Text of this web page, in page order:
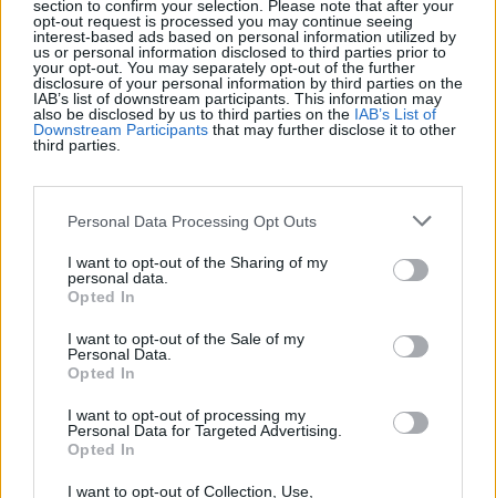
section to confirm your selection. Please note that after your
opt-out request is processed you may continue seeing
interest-based ads based on personal information utilized by
us or personal information disclosed to third parties prior to
your opt-out. You may separately opt-out of the further
disclosure of your personal information by third parties on the
IAB’s list of downstream participants. This information may
also be disclosed by us to third parties on the IAB’s List of
Downstream Participants that may further disclose it to other
third parties.
Personal Data Processing Opt Outs
I want to opt-out of the Sharing of my
personal data.
Opted In
I want to opt-out of the Sale of my
Personal Data.
Opted In
I want to opt-out of processing my
Personal Data for Targeted Advertising.
Opted In
I want to opt-out of Collection, Use,
Récords
Hoy
Find Hidden Object Descripción
Pon a prueba tu capacidad de observación en Encuentra
Objetos Ocultos. Este juego te reta a encontrar objetos
ingeniosamente ocultos en escenarios con un diseño
impecable.